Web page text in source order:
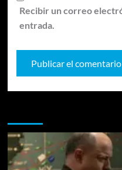
Recibir un correo
entrada.